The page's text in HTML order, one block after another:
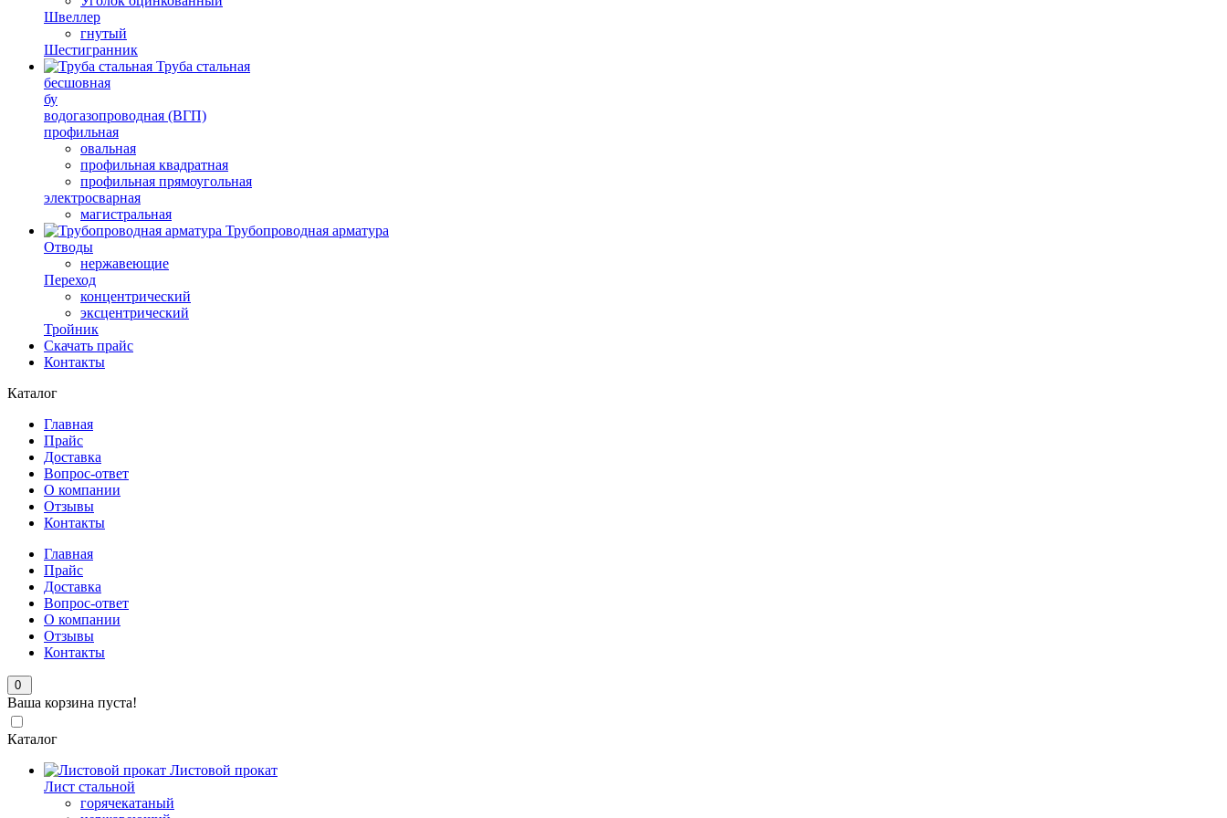
Швеллер
гнутый
Шестигранник
Труба стальная
бесшовная
бу
водогазопроводная (ВГП)
профильная
овальная
профильная квадратная
профильная прямоугольная
электросварная
магистральная
Трубопроводная арматура
Отводы
нержавеющие
Переход
концентрический
эксцентрический
Тройник
Скачать прайс
Контакты
Каталог
Главная
Прайс
Доставка
Вопрос-ответ
О компании
Отзывы
Контакты
Главная
Прайс
Доставка
Вопрос-ответ
О компании
Отзывы
Контакты
0
Ваша корзина пуста!
Каталог
Листовой прокат
Лист стальной
горячекатаный